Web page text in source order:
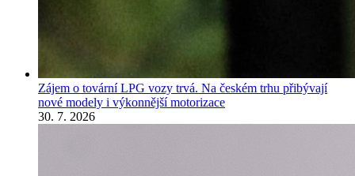
Zájem o tovární LPG vozy trvá. Na českém trhu přibývají
nové modely i výkonnější motorizace
30. 7. 2026